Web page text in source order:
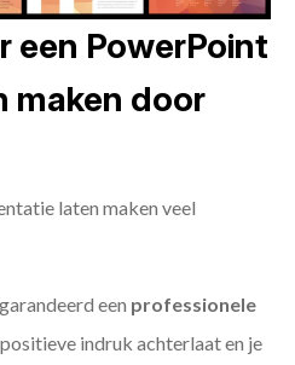
een PowerPoint
maken door
laten maken veel
een professionele
indruk achterlaat en je